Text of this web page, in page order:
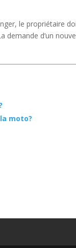
le propriétaire
demande d’un
moto?